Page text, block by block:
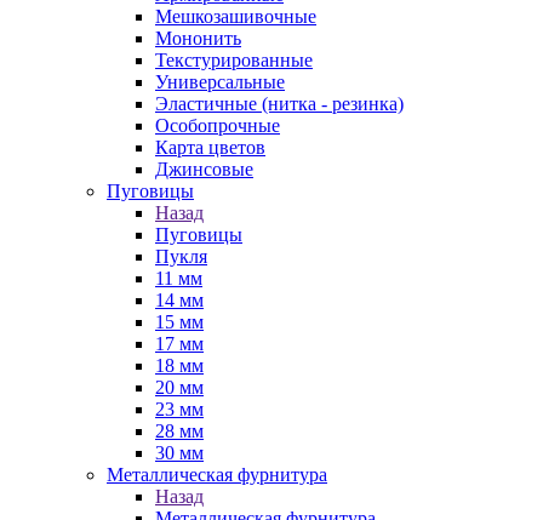
Мешкозашивочные
Мононить
Текстурированные
Универсальные
Эластичные (нитка - резинка)
Особопрочные
Карта цветов
Джинсовые
Пуговицы
Назад
Пуговицы
Пукля
11 мм
14 мм
15 мм
17 мм
18 мм
20 мм
23 мм
28 мм
30 мм
Металлическая фурнитура
Назад